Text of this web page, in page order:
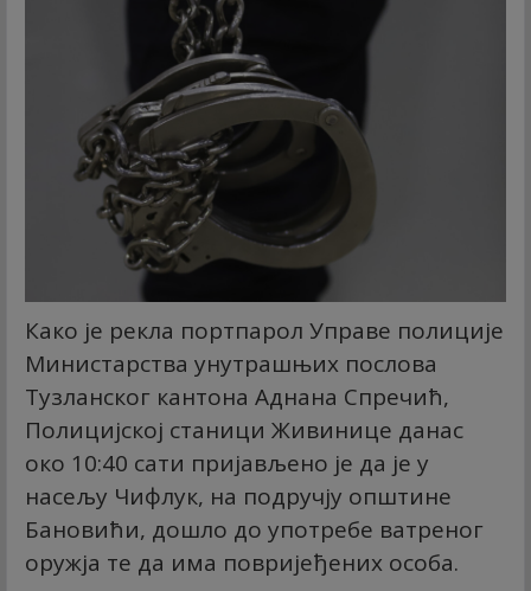
Како је рекла портпарол Управе полиције
Министарства унутрашњих послова
Тузланског кантона Аднана Спречић,
Полицијској станици Живинице данас
око 10:40 сати пријављено је да је у
насељу Чифлук, на подручју општине
Бановићи, дошло до употребе ватреног
оружја те да има повријеђених особа.